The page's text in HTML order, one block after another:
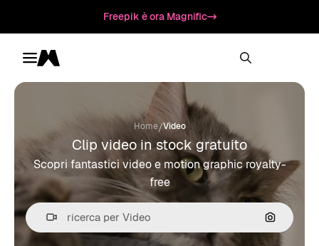
Freepik è ora Magnific
Toggle menu
Magnific
Home/Video
Clip video in stock gratuito
Scopri fantastici video e motion graphic royalty-
free
Cerca